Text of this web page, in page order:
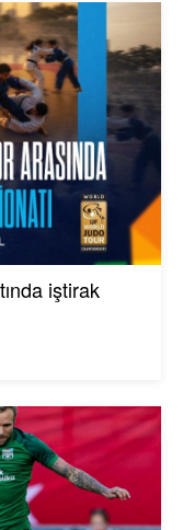
iştirak